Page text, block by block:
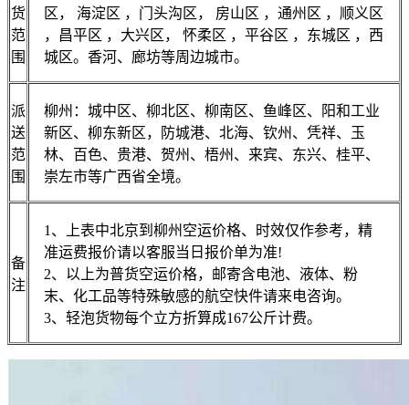
货
范
围
区， 海淀区 ，门头沟区， 房山区 ，通州区 ，顺义区
，昌平区 ，大兴区， 怀柔区 ，平谷区 ，东城区 ，西
城区。香河、廊坊等周边城市。
派
送
范
围
柳州：城中区、柳北区、柳南区、鱼峰区、阳和工业
新区、柳东新区，防城港、北海、钦州、凭祥、玉
林、百色、贵港、贺州、梧州、来宾、东兴、桂平、
崇左市等广西省全境。
备
注
1、上表中北京到柳州空运价格、时效仅作参考，精
准运费报价请以客服当日报价单为准!
2、以上为普货空运价格，邮寄含电池、液体、粉
末、化工品等特殊敏感的航空快件请来电咨询。
3、轻泡货物每个立方折算成167公斤计费。